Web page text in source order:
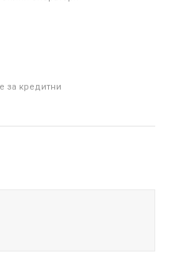
за кредитни